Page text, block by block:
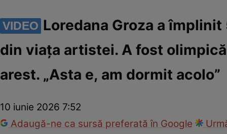
VIDEO Loredana Groza a
din viața artistei. A fost
arest. „Asta e, am dormit acolo”
10 iunie 2026 7:52
Adaugă-ne ca sursă preferată în Google